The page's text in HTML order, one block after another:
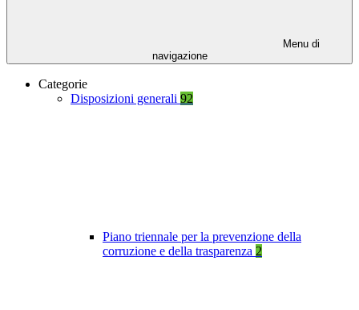
Menu di
navigazione
Categorie
Disposizioni generali 92
Piano triennale per la prevenzione della
corruzione e della trasparenza 2